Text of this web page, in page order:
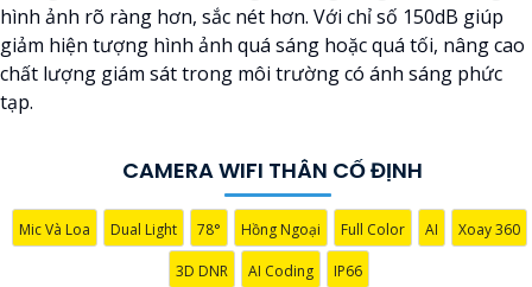
phòng của bạn với camera wifi thân ngoài trời này."
hình ảnh rõ ràng hơn, sắc nét hơn. Với chỉ số 150dB giúp
giảm hiện tượng hình ảnh quá sáng hoặc quá tối, nâng cao
chất lượng giám sát trong môi trường có ánh sáng phức
tạp.
CAMERA WIFI THÂN CỐ ĐỊNH
Mic Và Loa Dual Light 78° Hồng Ngoại Full Color AI Xoay 360
3D DNR AI Coding IP66